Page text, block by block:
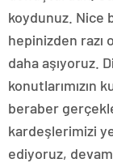
koydunuz. Nice
hepinizden razı
daha aşıyoruz.
konutlarımızın
beraber
kardeşlerimizi
ediyoruz,